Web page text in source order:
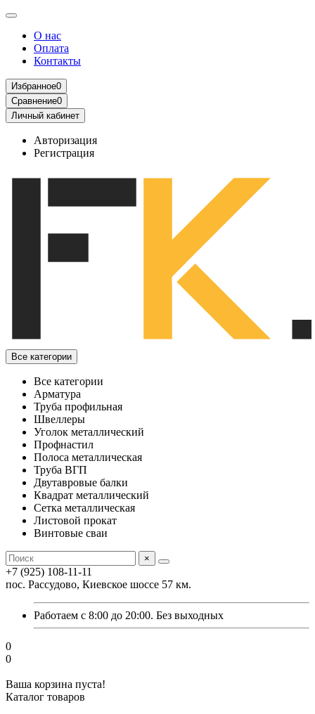
О нас
Оплата
Контакты
Избранное0
Сравнение0
Личный кабинет
Авторизация
Регистрация
Все категории
Все категории
Арматура
Труба профильная
Швеллеры
Уголок металлический
Профнастил
Полоса металлическая
Труба ВГП
Двутавровые балки
Квадрат металлический
Сетка металлическая
Листовой прокат
Винтовые сваи
×
+7 (925) 108-11-11
пос. Рассудово, Киевское шоссе 57 км.
Работаем с 8:00 до 20:00. Без выходных
0
0
Ваша корзина пуста!
Каталог товаров